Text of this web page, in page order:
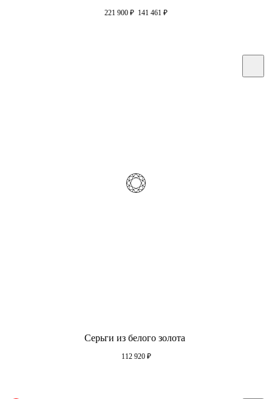
221 900 ₽ 141 461 ₽
Серьги из белого золота
112 920 ₽